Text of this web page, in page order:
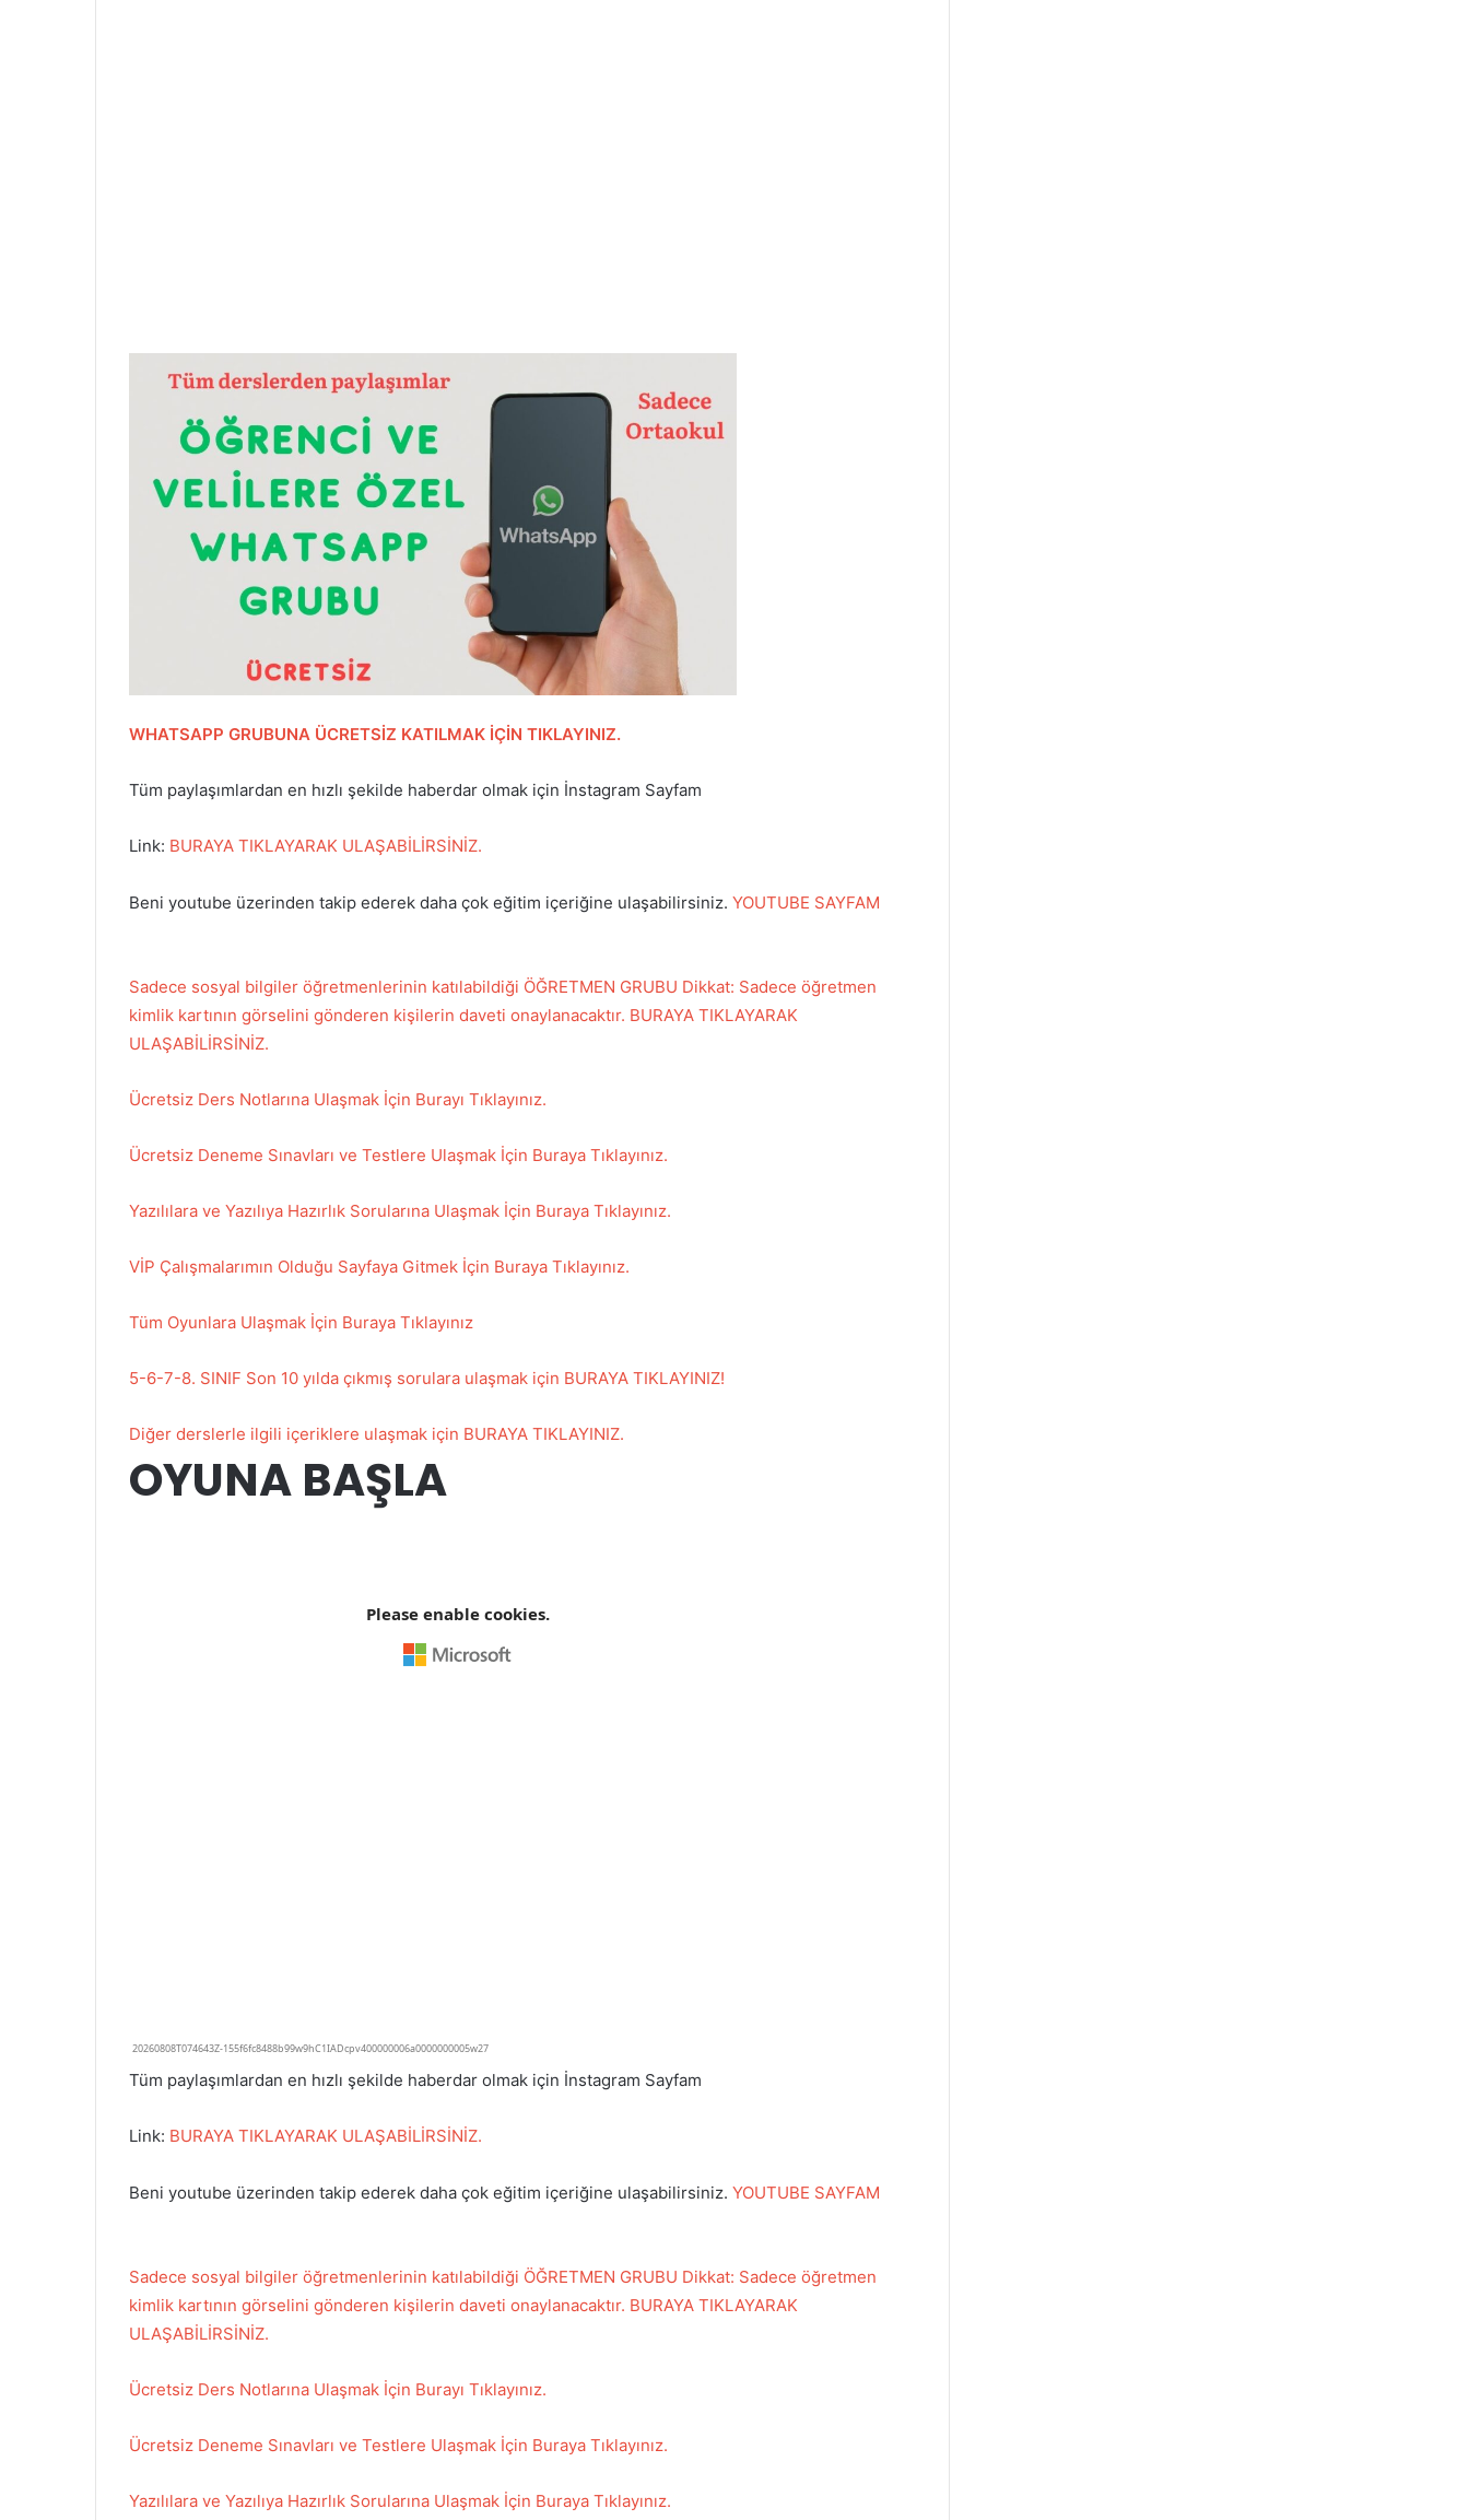
WHATSAPP GRUBUNA ÜCRETSİZ KATILMAK İÇİN TIKLAYINIZ.
Tüm paylaşımlardan en hızlı şekilde haberdar olmak için İnstagram Sayfam
Link: BURAYA TIKLAYARAK ULAŞABİLİRSİNİZ.
Beni youtube üzerinden takip ederek daha çok eğitim içeriğine ulaşabilirsiniz. YOUTUBE SAYFAM
Sadece sosyal bilgiler öğretmenlerinin katılabildiği ÖĞRETMEN GRUBU Dikkat: Sadece öğretmen
kimlik kartının görselini gönderen kişilerin daveti onaylanacaktır. BURAYA TIKLAYARAK
ULAŞABİLİRSİNİZ.
Ücretsiz Ders Notlarına Ulaşmak İçin Burayı Tıklayınız.
Ücretsiz Deneme Sınavları ve Testlere Ulaşmak İçin Buraya Tıklayınız.
Yazılılara ve Yazılıya Hazırlık Sorularına Ulaşmak İçin Buraya Tıklayınız.
VİP Çalışmalarımın Olduğu Sayfaya Gitmek İçin Buraya Tıklayınız.
Tüm Oyunlara Ulaşmak İçin Buraya Tıklayınız
5-6-7-8. SINIF Son 10 yılda çıkmış sorulara ulaşmak için BURAYA TIKLAYINIZ!
Diğer derslerle ilgili içeriklere ulaşmak için BURAYA TIKLAYINIZ.
OYUNA BAŞLA
Tüm paylaşımlardan en hızlı şekilde haberdar olmak için İnstagram Sayfam
Link: BURAYA TIKLAYARAK ULAŞABİLİRSİNİZ.
Beni youtube üzerinden takip ederek daha çok eğitim içeriğine ulaşabilirsiniz. YOUTUBE SAYFAM
Sadece sosyal bilgiler öğretmenlerinin katılabildiği ÖĞRETMEN GRUBU Dikkat: Sadece öğretmen
kimlik kartının görselini gönderen kişilerin daveti onaylanacaktır. BURAYA TIKLAYARAK
ULAŞABİLİRSİNİZ.
Ücretsiz Ders Notlarına Ulaşmak İçin Burayı Tıklayınız.
Ücretsiz Deneme Sınavları ve Testlere Ulaşmak İçin Buraya Tıklayınız.
Yazılılara ve Yazılıya Hazırlık Sorularına Ulaşmak İçin Buraya Tıklayınız.